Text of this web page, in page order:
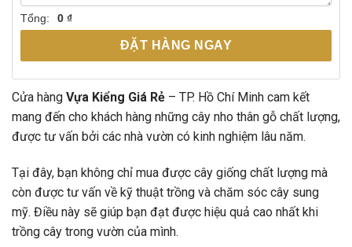
Tổng: 0 ₫
ĐẶT HÀNG NGAY
Cửa hàng Vựa Kiểng Giá Rẻ – TP. Hồ Chí Minh cam kết
mang đến cho khách hàng những cây nho thân gỗ chất lượng,
được tư vấn bởi các nhà vườn có kinh nghiệm lâu năm.
Tại đây, bạn không chỉ mua được cây giống chất lượng mà
còn được tư vấn về kỹ thuật trồng và chăm sóc cây sung
mỹ. Điều này sẽ giúp bạn đạt được hiệu quả cao nhất khi
trồng cây trong vườn của mình.